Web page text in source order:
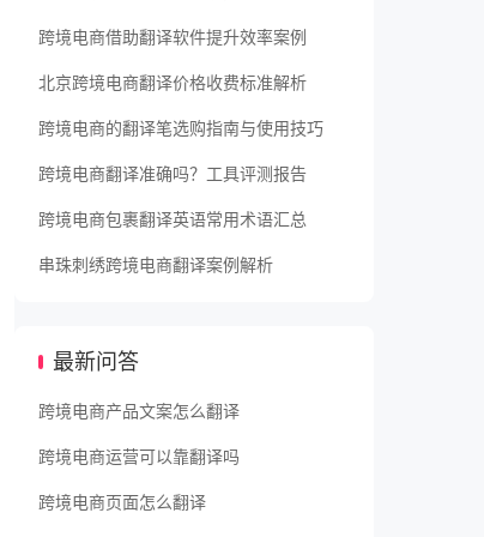
跨境电商借助翻译软件提升效率案例
北京跨境电商翻译价格收费标准解析
跨境电商的翻译笔选购指南与使用技巧
跨境电商翻译准确吗？工具评测报告
跨境电商包裹翻译英语常用术语汇总
串珠刺绣跨境电商翻译案例解析
最新问答
跨境电商产品文案怎么翻译
跨境电商运营可以靠翻译吗
跨境电商页面怎么翻译